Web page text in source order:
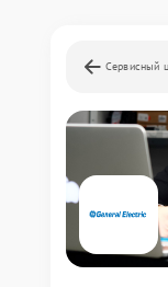
Сервисный